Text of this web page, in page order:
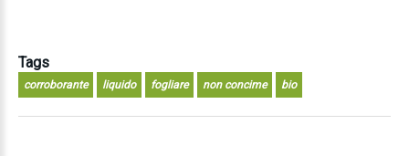
Tags
corroborante liquido fogliare non concime bio